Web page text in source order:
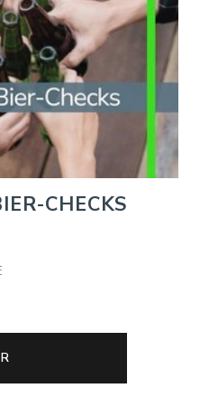
CHECKS